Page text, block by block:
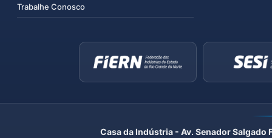
Trabalhe Conosco
Casa da Indústria - Av. Senador